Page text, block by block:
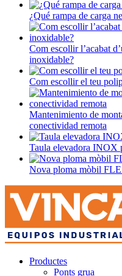
¿Qué rampa de carga
Com escollir l’acabat
inoxidable?
Com escollir el teu
Mantenimiento de
conectividad remota
Taula elevadora INOX
Nova ploma mòbil
Productes
Ponts grua